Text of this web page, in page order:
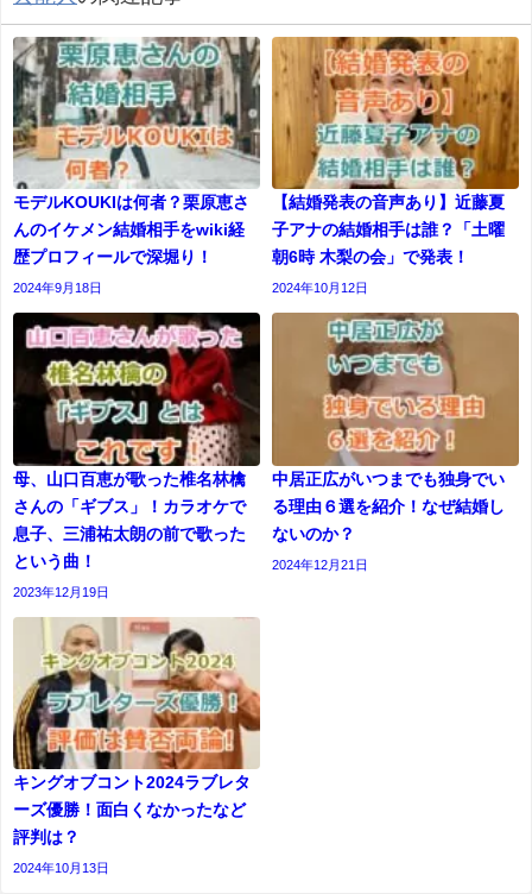
モデルKOUKIは何者？栗原恵さ
んのイケメン結婚相手をwiki経
歴プロフィールで深堀り！
2024年9月18日
【結婚発表の音声あり】近藤夏
子アナの結婚相手は誰？「土曜
朝6時 木梨の会」で発表！
2024年10月12日
母、山口百恵が歌った椎名林檎
さんの「ギブス」！カラオケで
息子、三浦祐太朗の前で歌った
という曲！
2023年12月19日
中居正広がいつまでも独身でい
る理由６選を紹介！なぜ結婚し
ないのか？
2024年12月21日
キングオブコント2024ラブレタ
ーズ優勝！面白くなかったなど
評判は？
2024年10月13日